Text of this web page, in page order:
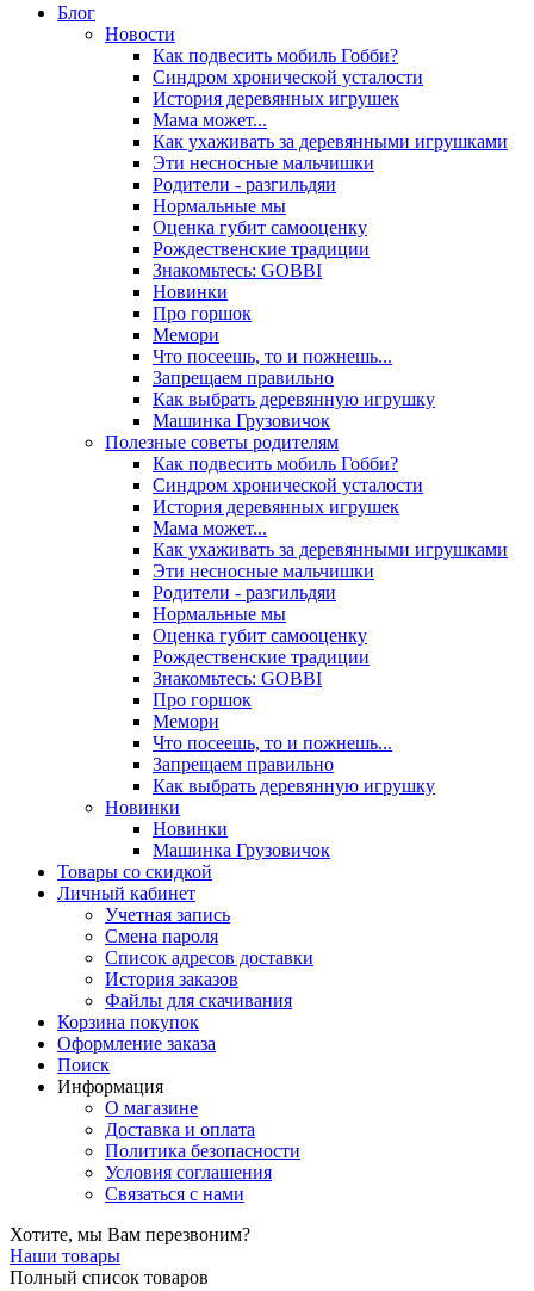
Блог
Новости
Как подвесить мобиль Гобби?
Синдром хронической усталости
История деревянных игрушек
Мама может...
Как ухаживать за деревянными игрушками
Эти несносные мальчишки
Родители - разгильдяи
Нормальные мы
Оценка губит самооценку
Рождественские традиции
Знакомьтесь: GOBBI
Новинки
Про горшок
Мемори
Что посеешь, то и пожнешь...
Запрещаем правильно
Как выбрать деревянную игрушку
Машинка Грузовичок
Полезные советы родителям
Как подвесить мобиль Гобби?
Синдром хронической усталости
История деревянных игрушек
Мама может...
Как ухаживать за деревянными игрушками
Эти несносные мальчишки
Родители - разгильдяи
Нормальные мы
Оценка губит самооценку
Рождественские традиции
Знакомьтесь: GOBBI
Про горшок
Мемори
Что посеешь, то и пожнешь...
Запрещаем правильно
Как выбрать деревянную игрушку
Новинки
Новинки
Машинка Грузовичок
Товары со скидкой
Личный кабинет
Учетная запись
Смена пароля
Список адресов доставки
История заказов
Файлы для скачивания
Корзина покупок
Оформление заказа
Поиск
Информация
О магазине
Доставка и оплата
Политика безопасности
Условия соглашения
Связаться с нами
Хотите, мы Вам перезвоним?
Наши товары
Полный список товаров